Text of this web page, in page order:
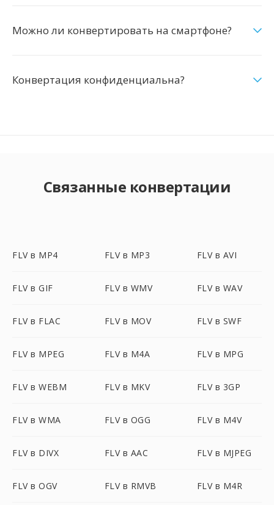
Можно ли конвертировать на смартфоне?
Конвертация конфиденциальна?
Связанные конвертации
FLV в MP4 FLV в MP3 FLV в AVI
FLV в GIF FLV в WMV FLV в WAV
FLV в FLAC FLV в MOV FLV в SWF
FLV в MPEG FLV в M4A FLV в MPG
FLV в WEBM FLV в MKV FLV в 3GP
FLV в WMA FLV в OGG FLV в M4V
FLV в DIVX FLV в AAC FLV в MJPEG
FLV в OGV FLV в RMVB FLV в M4R